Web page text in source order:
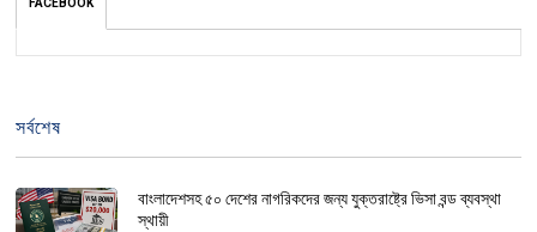
FACEBOOK
সর্বশেষ
বাংলাদেশসহ ৫০ দেশের নাগরিকদের জন্য যুক্তরাষ্ট্রে ভিসা বন্ড ব্যবস্থা
স্থায়ী